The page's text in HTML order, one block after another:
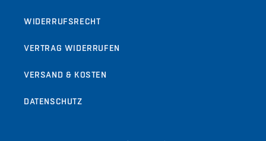
WIDERRUFSRECHT
VERTRAG WIDERRUFEN
VERSAND & KOSTEN
DATENSCHUTZ